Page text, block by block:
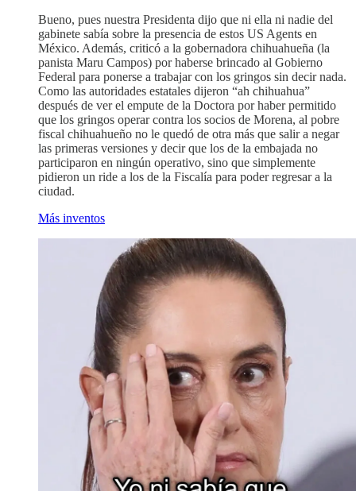
Bueno, pues nuestra Presidenta dijo que ni ella ni nadie del
gabinete sabía sobre la presencia de estos US Agents en
México. Además, criticó a la gobernadora chihuahueña (la
panista Maru Campos) por haberse brincado al Gobierno
Federal para ponerse a trabajar con los gringos sin decir nada.
Como las autoridades estatales dijeron “ah chihuahua”
después de ver el empute de la Doctora por haber permitido
que los gringos operar contra los socios de Morena, al pobre
fiscal chihuahueño no le quedó de otra más que salir a negar
las primeras versiones y decir que los de la embajada no
participaron en ningún operativo, sino que simplemente
pidieron un ride a los de la Fiscalía para poder regresar a la
ciudad.
Más inventos